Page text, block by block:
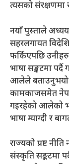
त्यसको संरक्षणमा
नयाँ पुस्ताले
सहरलगायत
फर्किएपछि
भाषा सङ्कटमा
आलेले बताउनुभयो
कामकाजसमेत
गइरहेको आलेको
भाषा म्याग्दी र
राज्यको प्रष्ट
संस्कृति सङ्कटमा